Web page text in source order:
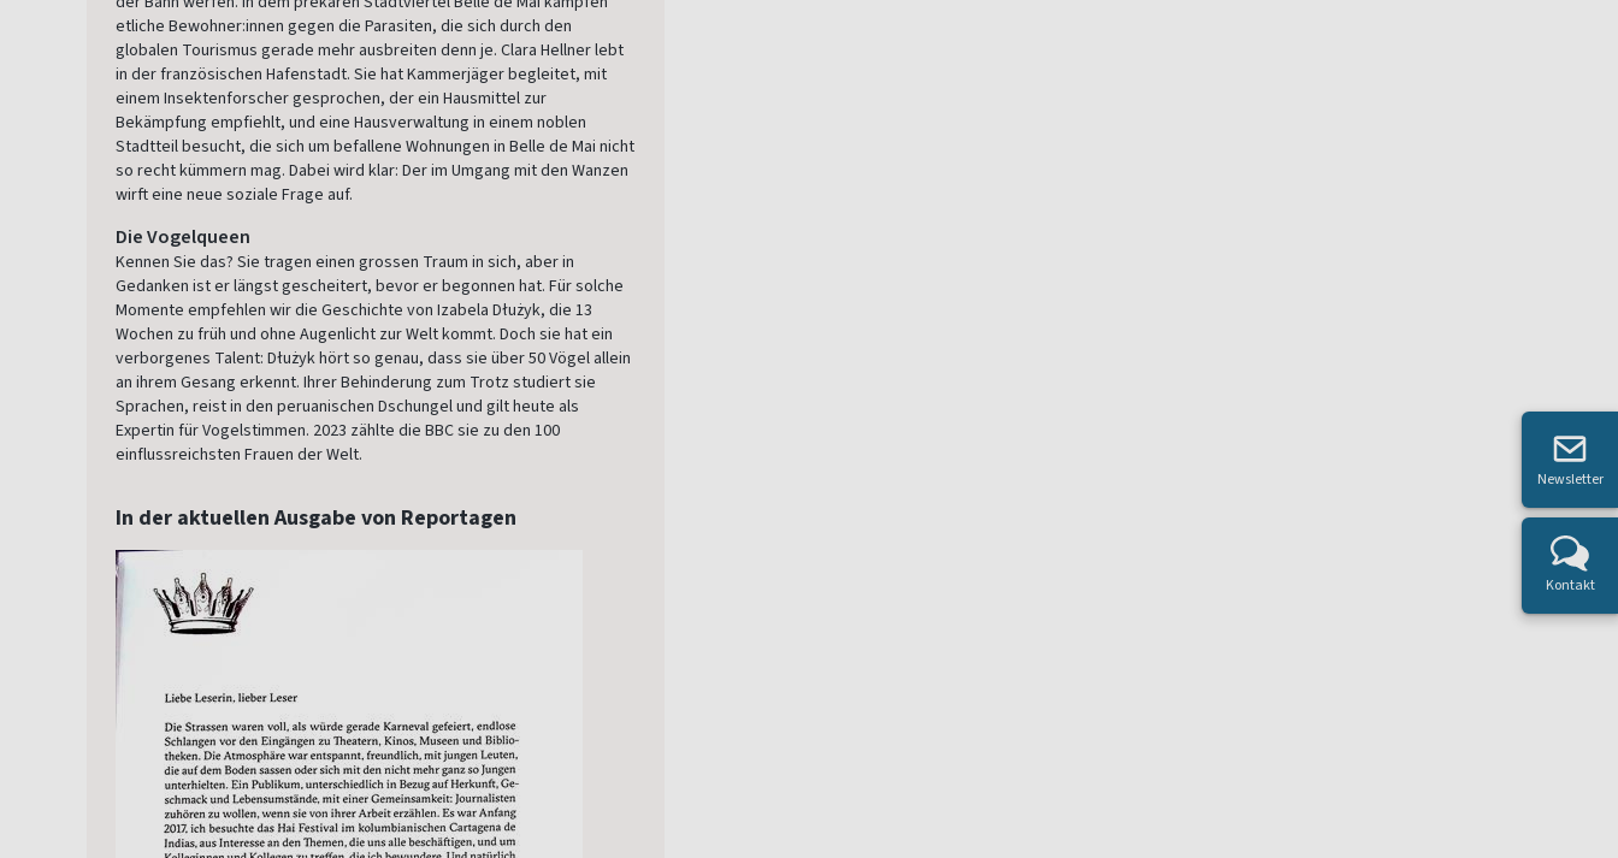
etliche Bewohner:innen gegen die Parasiten, die sich durch den
globalen Tourismus gerade mehr ausbreiten denn je. Clara Hellner lebt
in der französischen Hafenstadt. Sie hat Kammerjäger begleitet, mit
einem Insektenforscher gesprochen, der ein Hausmittel zur
Bekämpfung empfiehlt, und eine Hausverwaltung in einem noblen
Stadtteil besucht, die sich um befallene Wohnungen in Belle de Mai nicht
so recht kümmern mag. Dabei wird klar: Der im Umgang mit den Wanzen
wirft eine neue soziale Frage auf.
Die Vogelqueen
Kennen Sie das? Sie tragen einen grossen Traum in sich, aber in
Gedanken ist er längst gescheitert, bevor er begonnen hat. Für solche
Momente empfehlen wir die Geschichte von Izabela Dłużyk, die 13
Wochen zu früh und ohne Augenlicht zur Welt kommt. Doch sie hat ein
verborgenes Talent: Dłużyk hört so genau, dass sie über 50 Vögel allein
an ihrem Gesang erkennt. Ihrer Behinderung zum Trotz studiert sie
Sprachen, reist in den peruanischen Dschungel und gilt heute als
Expertin für Vogelstimmen. 2023 zählte die BBC sie zu den 100
einflussreichsten Frauen der Welt.
In der aktuellen Ausgabe von Reportagen
Newsletter
Kontakt